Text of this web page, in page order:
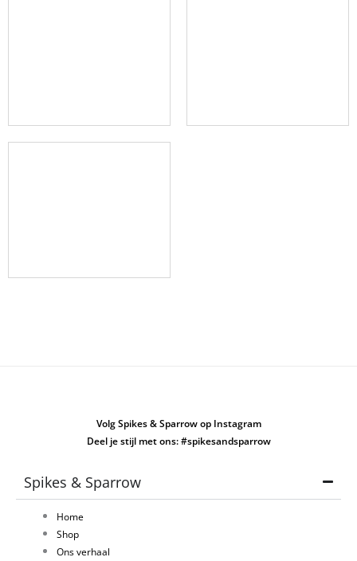
Volg Spikes & Sparrow op Instagram
Deel je stijl met ons: #spikesandsparrow
Spikes & Sparrow
Home
Shop
Ons verhaal